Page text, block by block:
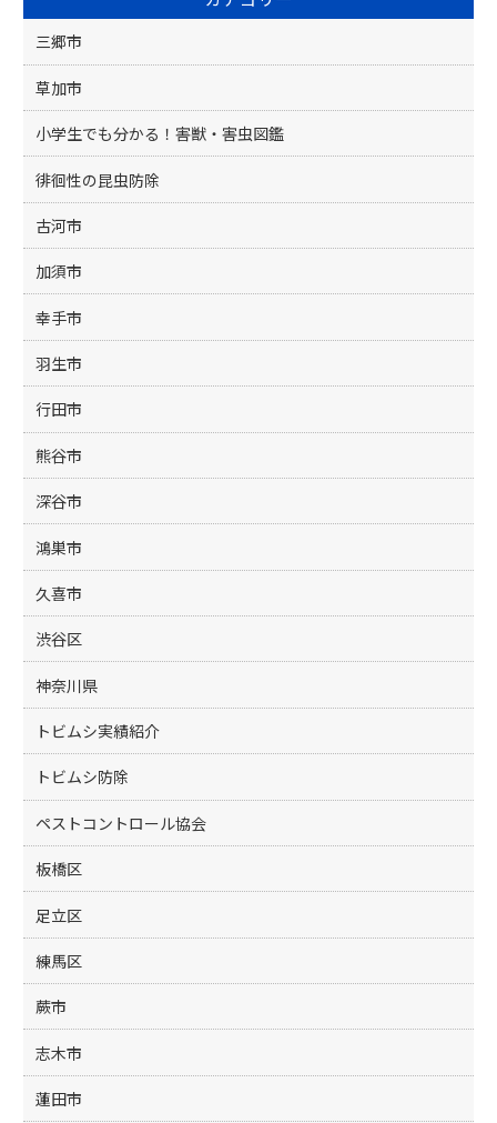
o
k
三郷市
草加市
小学生でも分かる！害獣・害虫図鑑
徘徊性の昆虫防除
古河市
加須市
幸手市
羽生市
行田市
熊谷市
深谷市
鴻巣市
久喜市
渋谷区
神奈川県
トビムシ実績紹介
トビムシ防除
ペストコントロール協会
板橋区
足立区
練馬区
蕨市
志木市
蓮田市